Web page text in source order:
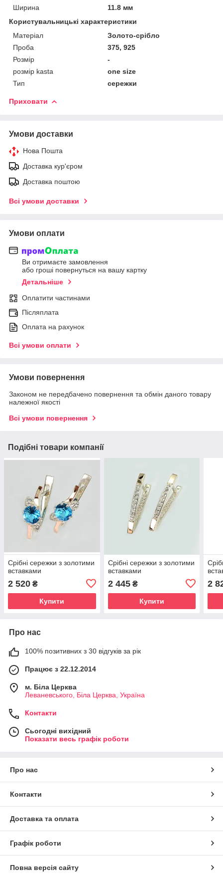
Ширина
11.8 мм
Користувальницькі характеристики
Матеріал
Золото-срібло
Проба
375, 925
Розмір
-
розмір kasta
one size
Тип
сережки
Приховати
Умови доставки
Нова Пошта
Доставка кур'єром
Доставка поштою
Всі умови доставки
Умови оплати
Ви отримаєте замовлення
або гроші повернуться на вашу картку
Детальніше
Оплатити частинами
Післяплата
Оплата на рахунок
Всі умови оплати
Умови повернення
Законом не передбачено повернення та обмін даного товару
належної якості
Всі умови повернення
Подібні товари компанії
Срібні сережки з золотими
вставками
2 520 ₴
Купити
Срібні сережки з золотими
вставками
2 445₴
Купити
2
Про нас
100% позитивних з 30 відгуків за рік
Працює з 22.12.2014
м. Біла Церква
Леваневського, Біла Церква, Україна
Контакти
Сьогодні вихідний
Показати весь графік роботи
Про нас
Контакти
Доставка та оплата
Графік роботи
Повна версія сайту